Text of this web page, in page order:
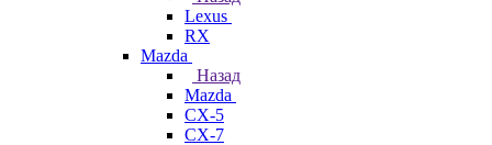
Lexus
RX
Mazda
Назад
Mazda
CX-5
CX-7